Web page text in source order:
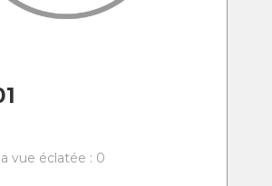
vue éclatée : 0